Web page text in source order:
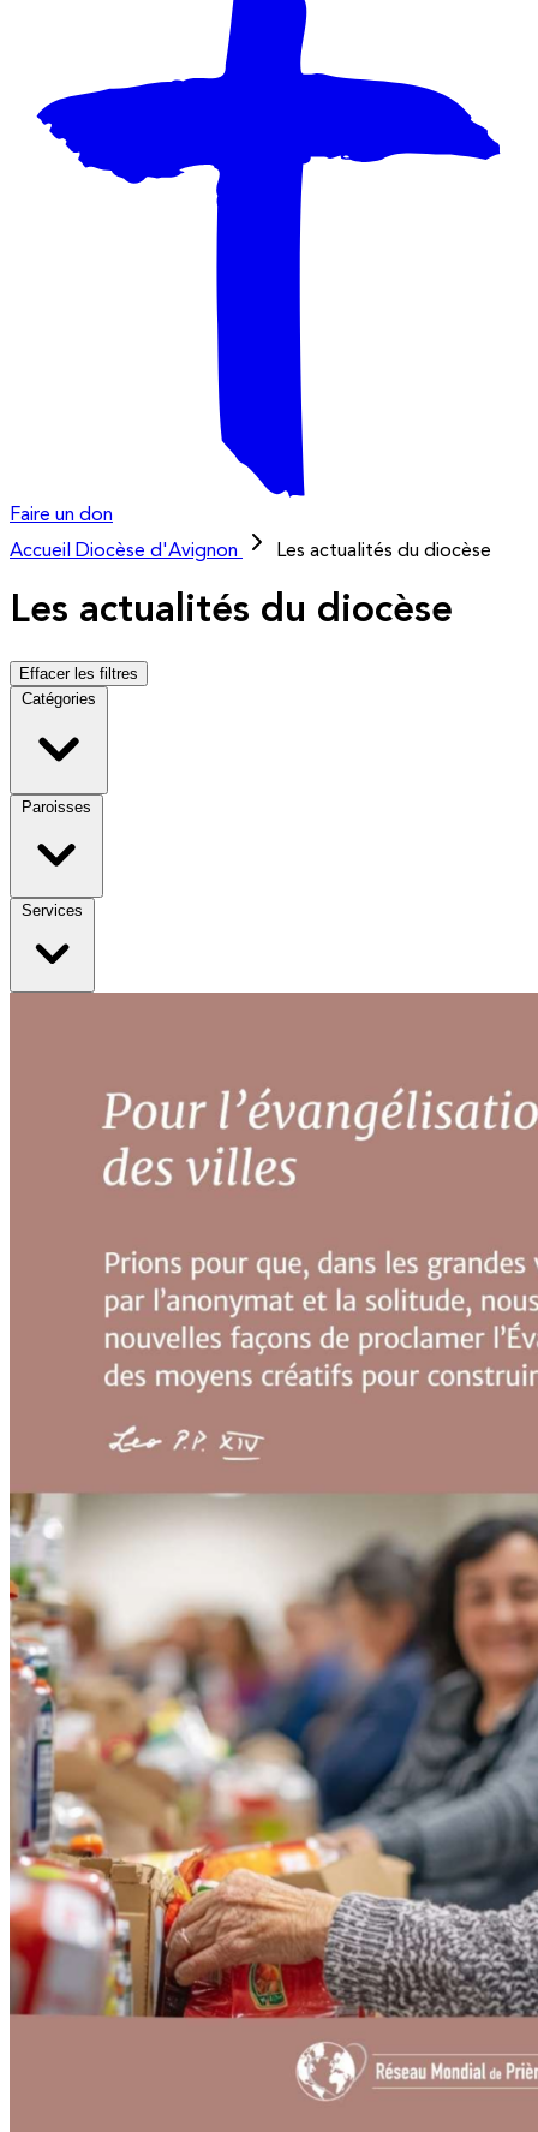
Faire un don
Accueil
Diocèse d'Avignon Les actualités du diocèse
Les actualités du diocèse
Effacer les filtres
Catégories
Paroisses
Services